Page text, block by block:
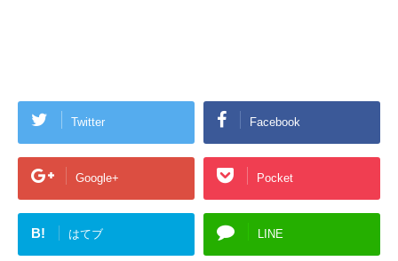
Twitter Facebook
Google+ Pocket
B! はてブ LINE